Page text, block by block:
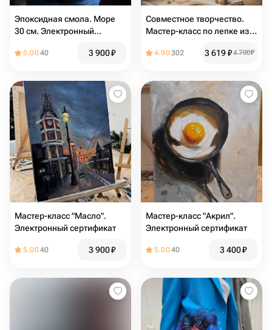
Эпоксидная смола. Море
30 см. Электронный
класс
5.0040 3 900₽
Совместное творчество.
Мастер-класс по лепке из
ребёнка
4.90302 3 619₽4 700₽
Мастер-класс "Масло".
Электронный сертификат
5.0040 3 900₽
Мастер-класс "Акрил".
Электронный сертификат
5.0040 3 400₽